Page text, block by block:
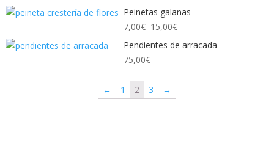
Peinetas galanas
7,00€–15,00€
Pendientes de arracada
75,00€
← 1 2 3 →